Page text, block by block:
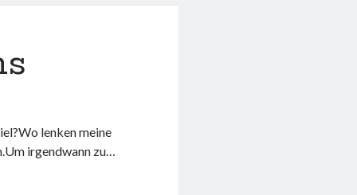
lenken meine
irgendwann zu…